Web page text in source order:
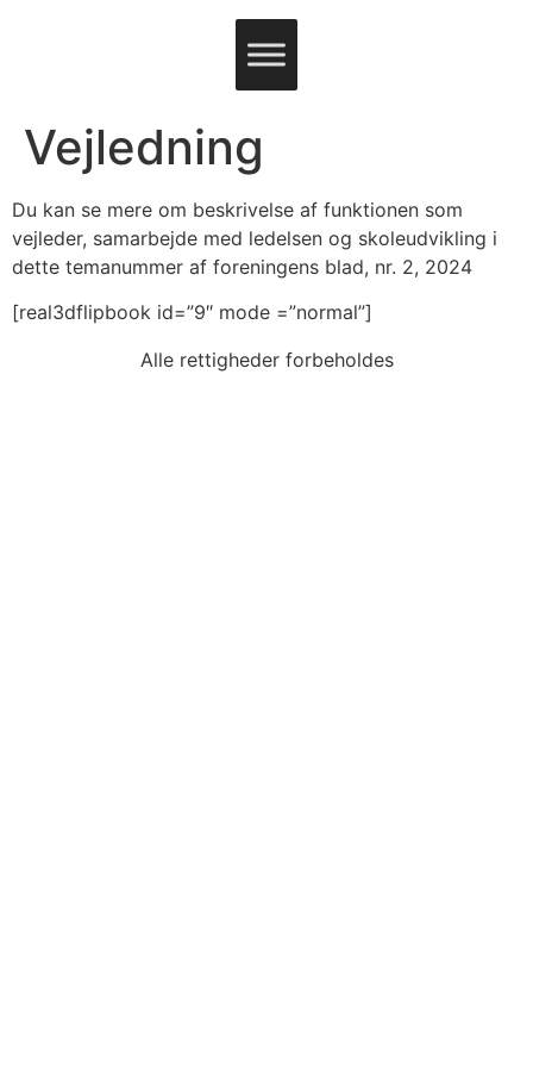
Vejledning
Du kan se mere om beskrivelse af funktionen som
vejleder, samarbejde med ledelsen og skoleudvikling i
dette temanummer af foreningens blad, nr. 2, 2024
[real3dflipbook id=”9″ mode =”normal”]
Alle rettigheder forbeholdes